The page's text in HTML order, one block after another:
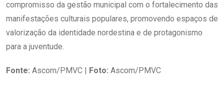
compromisso da gestão municipal com o fortalecimento das
manifestações culturais populares, promovendo espaços de
valorização da identidade nordestina e de protagonismo
para a juventude.
Fonte: Ascom/PMVC | Foto: Ascom/PMVC